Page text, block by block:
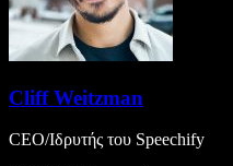
Cliff Weitzman
CEO/Ιδρυτής του Speechify